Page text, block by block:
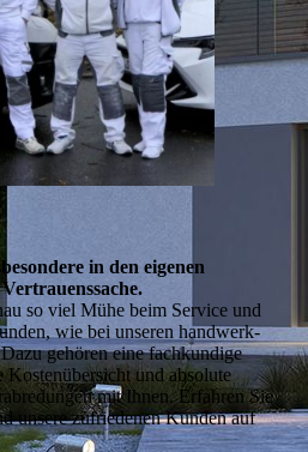
in den eigenen
so viel Mühe beim Service und
wie bei unseren handwerk­
gehören eine fachkundige
Kostenübersicht und absolute
mit Ihnen. Erfahren Sie
unsere zufriedenen Kunden auf